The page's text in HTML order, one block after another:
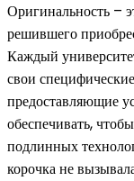
Оригинальность –
решившего
Каждый
свои
предоставляющие
обеспечивать,
подлинных
корочка не